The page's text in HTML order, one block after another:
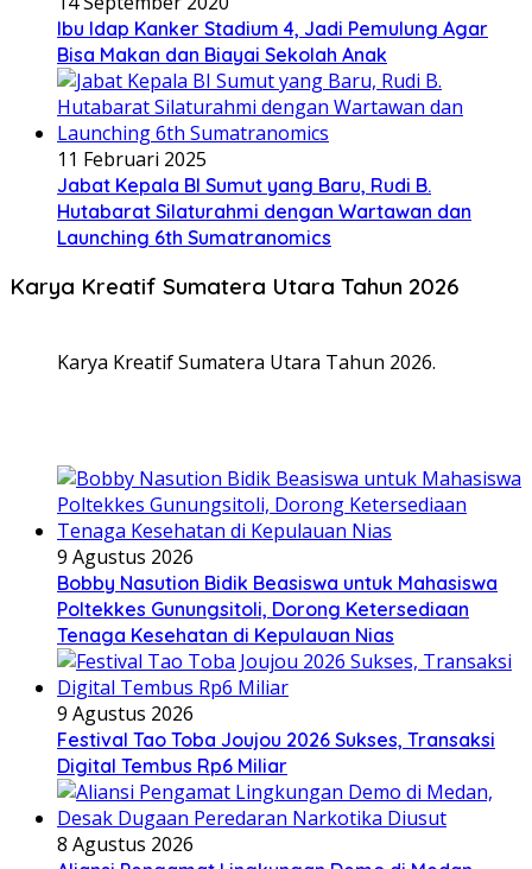
Ibu Idap Kanker Stadium 4, Jadi Pemulung Agar
Bisa Makan dan Biayai Sekolah Anak
11 Februari 2025
Jabat Kepala BI Sumut yang Baru, Rudi B.
Hutabarat Silaturahmi dengan Wartawan dan
Launching 6th Sumatranomics
Karya Kreatif Sumatera Utara Tahun 2026
Karya Kreatif Sumatera Utara Tahun 2026.
9 Agustus 2026
Bobby Nasution Bidik Beasiswa untuk Mahasiswa
Poltekkes Gunungsitoli, Dorong Ketersediaan
Tenaga Kesehatan di Kepulauan Nias
9 Agustus 2026
Festival Tao Toba Joujou 2026 Sukses, Transaksi
Digital Tembus Rp6 Miliar
8 Agustus 2026